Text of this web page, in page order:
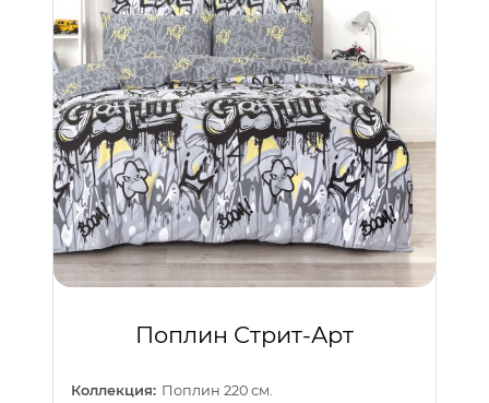
Поплин Стрит-Арт
Коллекция: Поплин 220 см.